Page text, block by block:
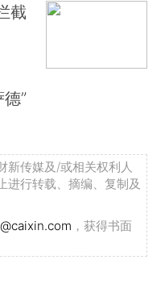
截
”
新传媒及/或相关权利人
进行转载、摘编、复制及
，获得书面